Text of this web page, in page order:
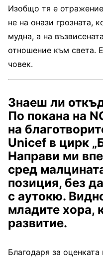
Изобщо тя е
не на онази грозната,
мудна, а на
отношение към света.
човек.
Знаеш ли
По покана на
на
Unicef в цирк
Направи ми
сред
позиция, без
с аутокю.
младите хора,
развитие.
Благодаря за